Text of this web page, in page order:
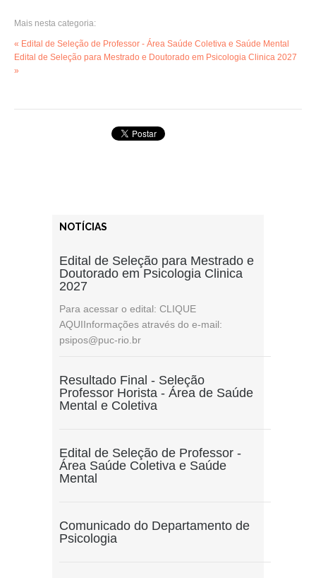
Mais nesta categoria:
« Edital de Seleção de Professor - Área Saúde Coletiva e Saúde Mental
Edital de Seleção para Mestrado e Doutorado em Psicologia Clinica 2027
»
NOTÍCIAS
Edital de Seleção para Mestrado e
Doutorado em Psicologia Clinica
2027
Para acessar o edital: CLIQUE
AQUIInformações através do e-mail:
psipos@puc-rio.br
Resultado Final - Seleção
Professor Horista - Área de Saúde
Mental e Coletiva
Edital de Seleção de Professor -
Área Saúde Coletiva e Saúde
Mental
Comunicado do Departamento de
Psicologia